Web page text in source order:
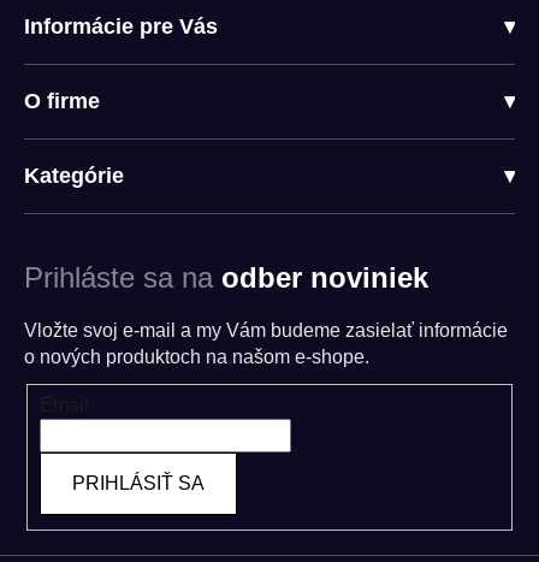
Informácie pre Vás ▾
O firme ▾
Kategórie ▾
Prihláste sa na odber noviniek
Vložte svoj e-mail a my Vám budeme zasielať informácie
o nových produktoch na našom e-shope.
PRIHLÁSIŤ SA